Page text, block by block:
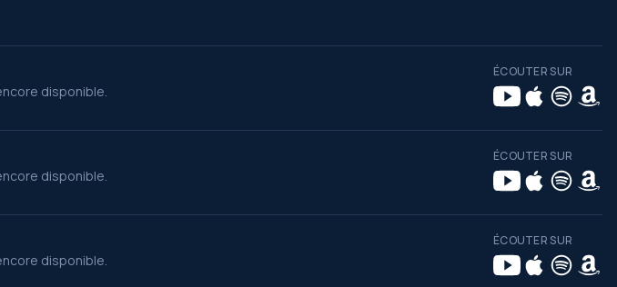
disponible.
ÉCOUTER SUR
disponible.
ÉCOUTER SUR
disponible.
ÉCOUTER SUR